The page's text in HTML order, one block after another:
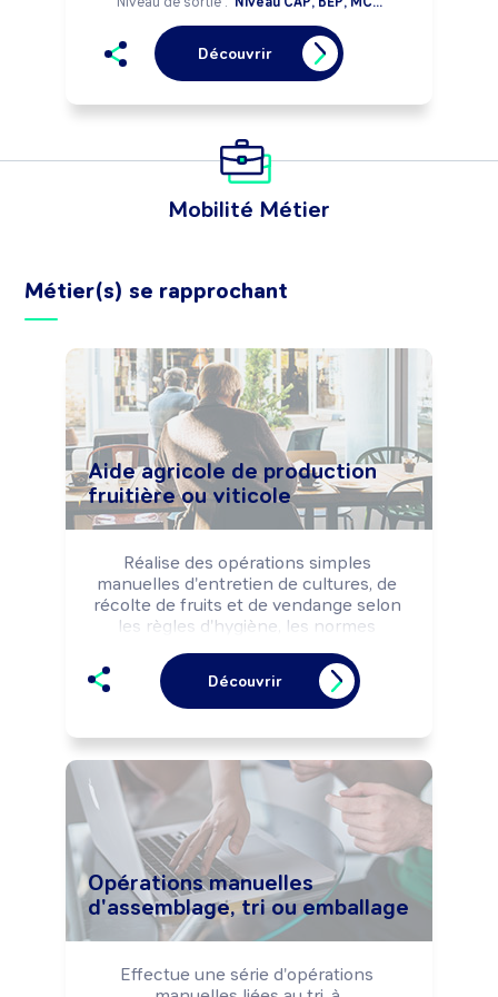
Découvrir
Mobilité Métier
Métier(s) se rapprochant
Aide agricole de production
fruitière ou viticole
Réalise des opérations simples
manuelles d'entretien de cultures, de
récolte de fruits et de vendange selon
les règles d'hygiène, les normes
production (rendement, délai, ...).
Peut réaliser des opérations de
conditionnement des produits.
Découvrir
Opérations manuelles
d'assemblage, tri ou emballage
Effectue une série d'opérations